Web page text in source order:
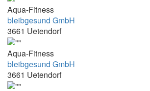
14:45 - 15:30
15.00-15.45
15.00-17.00
15.20 - 18.30
Aqua-Fitness
bleibgesund GmbH
3661 Uetendorf
Aqua-Fitness
bleibgesund GmbH
3661 Uetendorf